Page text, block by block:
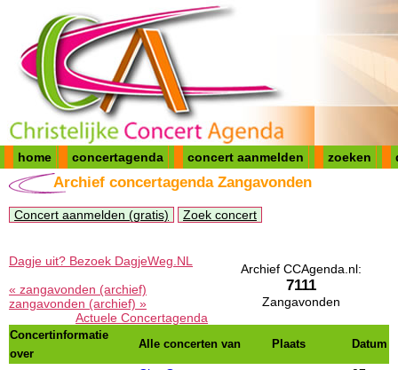
home concertagenda concert aanmelden zoeken
Archief concertagenda Zangavonden
Concert aanmelden (gratis) Zoek concert
Archief CCAgenda.nl:
7111
Zangavonden
Dagje uit? Bezoek DagjeWeg.NL
« zangavonden (archief)
zangavonden (archief) »
Actuele Concertagenda
Concertinformatie
over
Alle concerten van Plaats Datum